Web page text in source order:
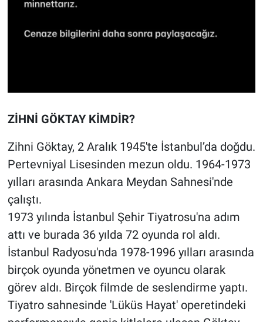
ZİHNİ GÖKTAY KİMDİR?
Zihni Göktay, 2 Aralık 1945'te İstanbul’da doğdu.
Pertevniyal Lisesinden mezun oldu. 1964-1973
yılları arasında Ankara Meydan Sahnesi'nde
çalıştı.
1973 yılında İstanbul Şehir Tiyatrosu'na adım
attı ve burada 36 yılda 72 oyunda rol aldı.
İstanbul Radyosu'nda 1978-1996 yılları arasında
birçok oyunda yönetmen ve oyuncu olarak
görev aldı. Birçok filmde de seslendirme yaptı.
Tiyatro sahnesinde 'Lüküs Hayat' operetindeki